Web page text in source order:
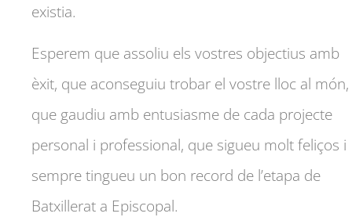
existia.
Esperem que assoliu els vostres objectius amb
èxit, que aconseguiu trobar el vostre lloc al món,
que gaudiu amb entusiasme de cada projecte
personal i professional, que sigueu molt feliços i
sempre tingueu un bon record de l’etapa de
Batxillerat a Episcopal.